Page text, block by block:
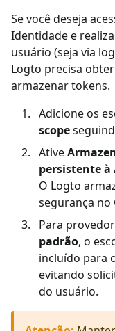
Se você deseja
Identidade e
usuário (seja via
Logto precisa
armazenar tokens.
Adicione os
scope
Ative
persistente à
O Logto
segurança no
Para
padrão, o
incluído para
evitando
do usuário.